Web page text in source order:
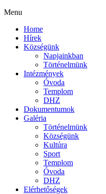
Menu
Home
Hírek
Községünk
Napjainkban
Történelmünk
Intézmények
Óvoda
Templom
DHZ
Dokumentumok
Galéria
Történelmünk
Községünk
Kultúra
Sport
Templom
Óvoda
DHZ
Elérhetőségek